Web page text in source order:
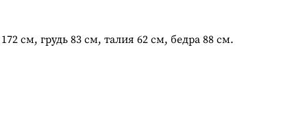
см, грудь 83 см, талия 62 см, бедра 88 см.